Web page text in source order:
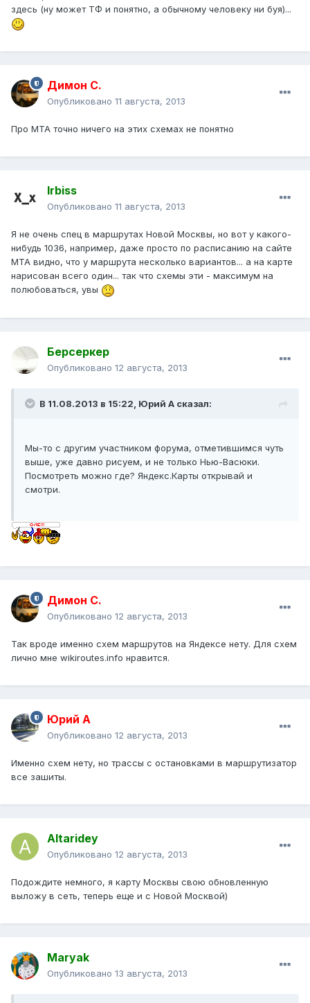
здесь (ну может ТФ и понятно, а обычному человеку ни буя)...
Димон С.
Опубликовано 11 августа, 2013
Про МТА точно ничего на этих схемах не понятно
Irbiss
Опубликовано 11 августа, 2013
Я не очень спец в маршрутах Новой Москвы, но вот у какого-
нибудь 1036, например, даже просто по расписанию на сайте
МТА видно, что у маршрута несколько вариантов... а на карте
нарисован всего один... так что схемы эти - максимум на
полюбоваться, увы
Берсеркер
Опубликовано 12 августа, 2013
В 11.08.2013 в 15:22, Юрий А сказал:
Мы-то с другим участником форума, отметившимся чуть
выше, уже давно рисуем, и не только Нью-Васюки.
Посмотреть можно где? Яндекс.Карты открывай и
смотри.
Димон С.
Опубликовано 12 августа, 2013
Так вроде именно схем маршрутов на Яндексе нету. Для схем
лично мне wikiroutes.info нравится.
Юрий А
Опубликовано 12 августа, 2013
Именно схем нету, но трассы с остановками в маршрутизатор
все зашиты.
Altaridey
Опубликовано 12 августа, 2013
Подождите немного, я карту Москвы свою обновленную
выложу в сеть, теперь еще и с Новой Москвой)
Maryak
Опубликовано 13 августа, 2013